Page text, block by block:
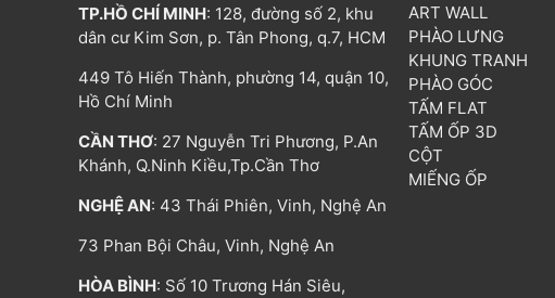
TP.HỒ CHÍ MINH: 128, đường số 2, khu
dân cư Kim Sơn, p. Tân Phong, q.7, HCM
449 Tô Hiến Thành, phường 14, quận 10,
Hồ Chí Minh
CẦN THƠ: 27 Nguyễn Tri Phương, P.An
Khánh, Q.Ninh Kiều,Tp.Cần Thơ
NGHỆ AN: 43 Thái Phiên, Vinh, Nghệ An
73 Phan Bội Châu, Vinh, Nghệ An
HÒA BÌNH: Số 10 Trương Hán Siêu,
ART WALL
PHÀO LƯNG
KHUNG TRANH
PHÀO GÓC
TẤM FLAT
TẤM ỐP 3D
CỘT
MIẾNG ỐP